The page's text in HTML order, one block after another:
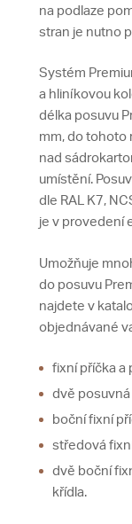
na podlaze
stran je nutno
Systém
a hliníkovou
délka posuvu
mm, do tohoto
nad
umístění.
dle RAL K7,
je v provedení
Umožňuje
do posuvu
najdete v
objednávané
fixní příčka a
dvě posuvná
boční fixní
středová
dvě boční
křídla.